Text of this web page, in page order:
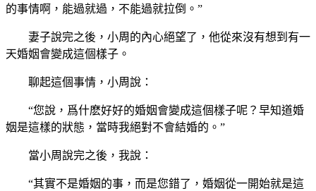
的事情啊，能過就過，不能過就拉倒。”
妻子說完之後，小周的內心絕望了，他從來沒有想到有一
天婚姻會變成這個樣子。
聊起這個事情，小周說：
“您說，爲什麽好好的婚姻會變成這個樣子呢？早知道婚
姻是這樣的狀態，當時我絕對不會結婚的。”
當小周說完之後，我說：
“其實不是婚姻的事，而是您錯了，婚姻從一開始就是這